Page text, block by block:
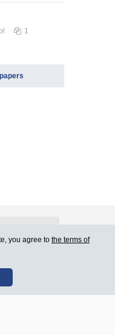
1
Terms of Use
you agree to the terms of